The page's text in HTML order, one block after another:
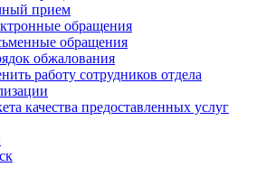
прием
обращения
обращения
обжалования
работу сотрудников отдела
качества предоставленных услуг